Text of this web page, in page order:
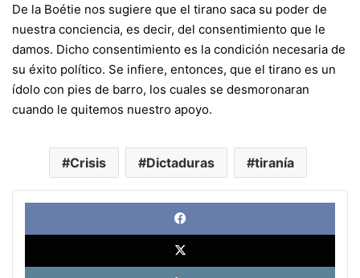
De la Boétie nos sugiere que el tirano saca su poder de
nuestra conciencia, es decir, del consentimiento que le
damos. Dicho consentimiento es la condición necesaria de
su éxito político. Se infiere, entonces, que el tirano es un
ídolo con pies de barro, los cuales se desmoronaran
cuando le quitemos nuestro apoyo.
Crisis Dictaduras tiranía
X